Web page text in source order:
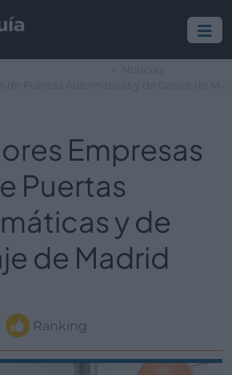
Empresas
Puertas
y de
de Madrid
Ranking